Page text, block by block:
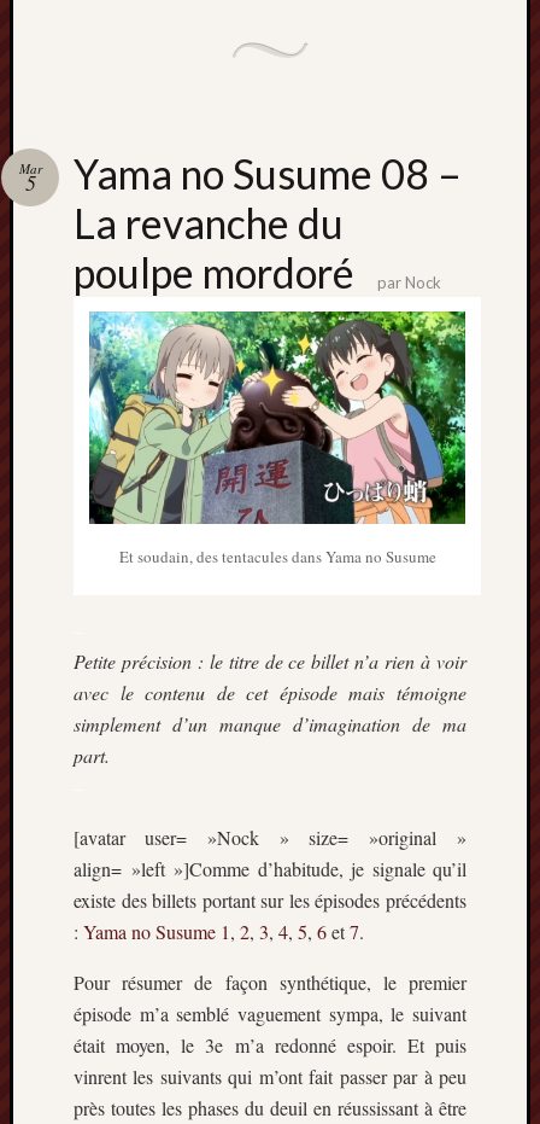
Yama no Susume 08 –
La revanche du
poulpe mordoré
Mar
5
par Nock
Et soudain, des tentacules dans Yama no Susume
Petite précision : le titre de ce billet n’a rien à voir
avec le contenu de cet épisode mais témoigne
simplement d’un manque d’imagination de ma
part.
[avatar user= »Nock » size= »original »
align= »left »]Comme d’habitude, je signale qu’il
existe des billets portant sur les épisodes précédents
: Yama no Susume 1, 2, 3, 4, 5, 6et7.
Pour résumer de façon synthétique, le premier
épisode m’a semblé vaguement sympa, le suivant
était moyen, le 3e m’a redonné espoir. Et puis
vinrent les suivants qui m’ont fait passer par à peu
près toutes les phases du deuil en réussissant à être